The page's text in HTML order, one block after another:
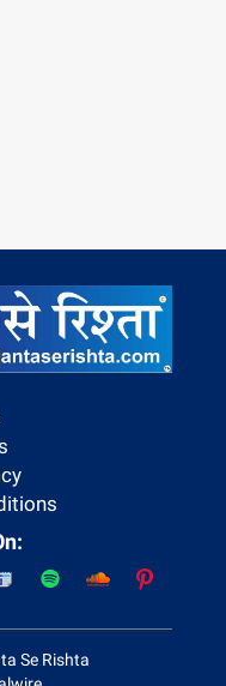
Se Rishta